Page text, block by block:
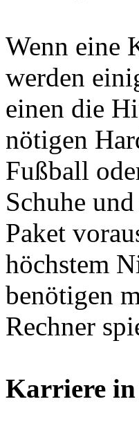
Wenn eine
werden
einen die
nötigen
Fußball
Schuhe
Paket
höchstem
benötigen
Rechner
Karriere in